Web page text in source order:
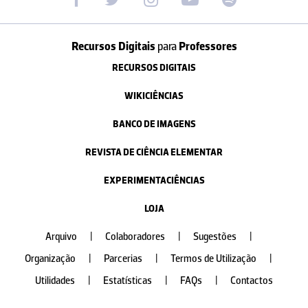
Recursos Digitais paraProfessores
RECURSOS DIGITAIS
WIKICIÊNCIAS
BANCO DE IMAGENS
REVISTA DE CIÊNCIA ELEMENTAR
EXPERIMENTACIÊNCIAS
LOJA
Arquivo Colaboradores Sugestões
Organização
Parcerias Termos de Utilização
Utilidades
Estatísticas FAQs Contactos